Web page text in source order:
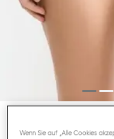
SLOGGI FREE EVOLVE
Wenn Sie auf „Alle Cookies